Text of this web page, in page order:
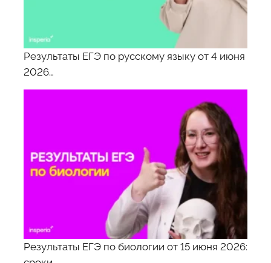
Результаты ЕГЭ по русскому языку от 4 июня
2026…
Результаты ЕГЭ по биологии от 15 июня 2026: